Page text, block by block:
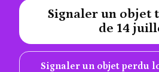
Signaler un objet
de 14
Signaler un objet perdu